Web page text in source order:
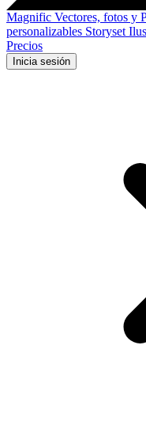
Magnific Vectores, fotos y
personalizables Storyset
Precios
Inicia sesión